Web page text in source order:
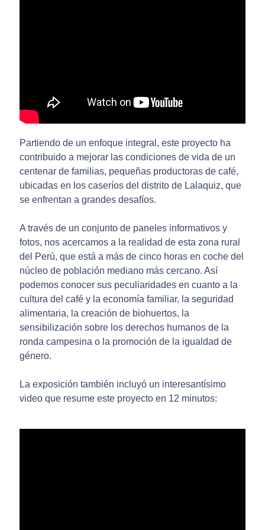
Partiendo de un enfoque integral, este proyecto ha
contribuido a mejorar las condiciones de vida de un
centenar de familias, pequeñas productoras de café,
ubicadas en los caseríos del distrito de Lalaquiz, que
se enfrentan a grandes desafíos.
A través de un conjunto de paneles informativos y
fotos, nos acercamos a la realidad de esta zona rural
del Perú, que está a más de cinco horas en coche del
núcleo de población mediano más cercano. Así
podemos conocer sus peculiaridades en cuanto a la
cultura del café y la economía familiar, la seguridad
alimentaria, la creación de biohuertos, la
sensibilización sobre los derechos humanos de la
ronda campesina o la promoción de la igualdad de
género.
La exposición también incluyó un interesantísimo
video que resume este proyecto en 12 minutos: